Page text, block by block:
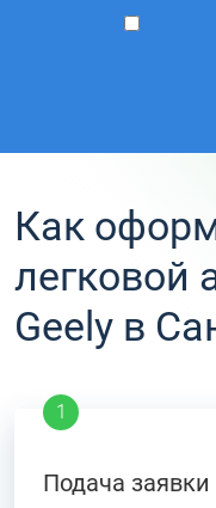
Как
легковой
Geely в
Подача